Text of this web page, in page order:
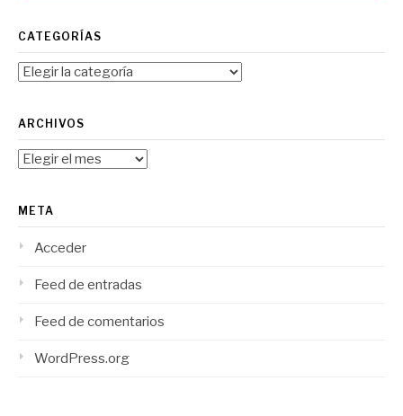
CATEGORÍAS
Categorías
ARCHIVOS
Archivos
META
Acceder
Feed de entradas
Feed de comentarios
WordPress.org